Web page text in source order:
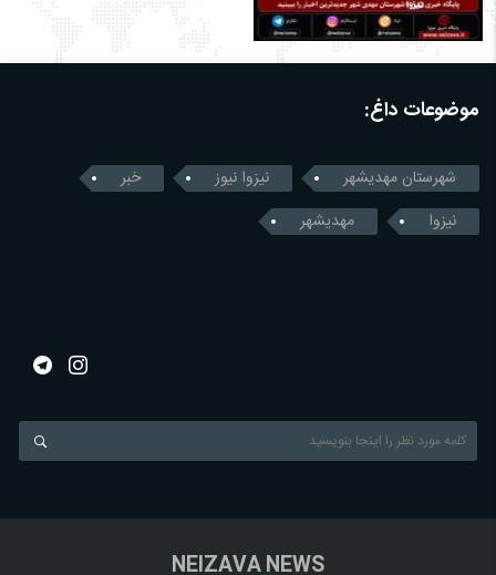
موضوعات داغ:
شهرستان مهدیشهر نیزوا نیوز
خبر
نیزوا
مهدیشهر
NEIZAVA NEWS